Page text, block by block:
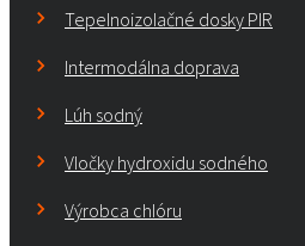
Tepelnoizolačné dosky PIR
Intermodálna doprava
Lúh sodný
Vločky hydroxidu sodného
Výrobca chlóru